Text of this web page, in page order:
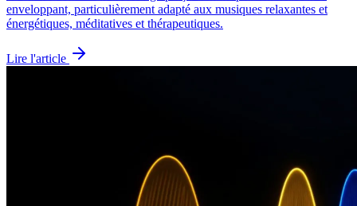
enveloppant, particulièrement adapté aux musiques relaxantes et
énergétiques, méditatives et thérapeutiques.
Lire l'article